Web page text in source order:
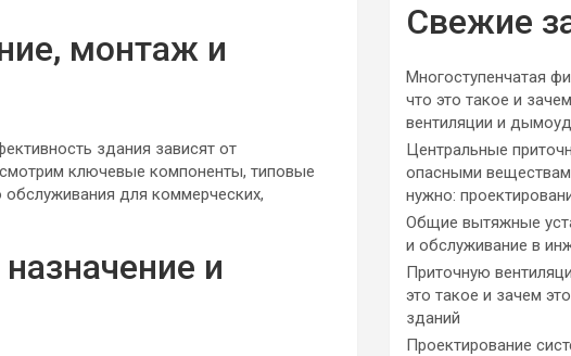
монтаж и
здания зависят от
ключевые компоненты, типовые
для коммерческих,
и
Свежие
Многоступенчатая
что это такое и
вентиляции и
Центральные
опасными
нужно:
Общие вытяжные
и обслуживание в
Приточную
это такое и зачем
зданий
Проектирование